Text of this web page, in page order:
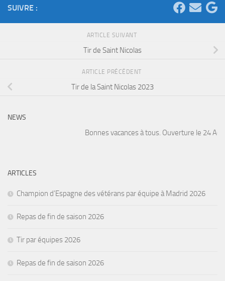
SUIVRE :
ARTICLE SUIVANT
Tir de Saint Nicolas
ARTICLE PRÉCÉDENT
Tir de la Saint Nicolas 2023
NEWS
Bonnes vacances à tous. Ouverture le 24
ARTICLES
Champion d’Espagne des vétérans par équipe à Madrid 2026
Repas de fin de saison 2026
Tir par équipes 2026
Repas de fin de saison 2026